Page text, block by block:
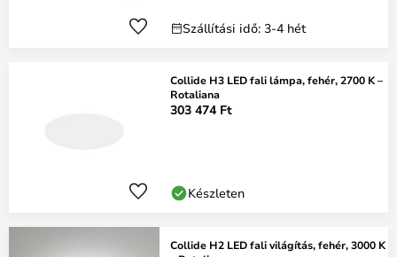
Szállítási idő: 3-4 hét
Collide H3 LED fali lámpa, fehér, 2700 K –
Rotaliana
303 474 Ft
Készleten
Collide H2 LED fali világítás, fehér, 3000 K